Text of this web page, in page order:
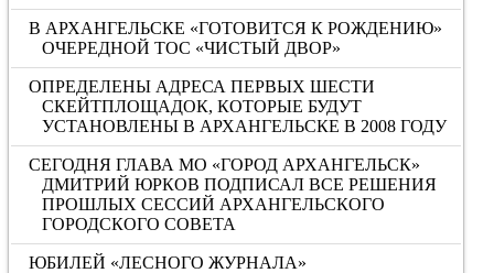
В АРХАНГЕЛЬСКЕ «ГОТОВИТСЯ К РОЖДЕНИЮ»
ОЧЕРЕДНОЙ ТОС «ЧИСТЫЙ ДВОР»
ОПРЕДЕЛЕНЫ АДРЕСА ПЕРВЫХ ШЕСТИ
СКЕЙТПЛОЩАДОК, КОТОРЫЕ БУДУТ
УСТАНОВЛЕНЫ В АРХАНГЕЛЬСКЕ В 2008 ГОДУ
СЕГОДНЯ ГЛАВА МО «ГОРОД АРХАНГЕЛЬСК»
ДМИТРИЙ ЮРКОВ ПОДПИСАЛ ВСЕ РЕШЕНИЯ
ПРОШЛЫХ СЕССИЙ АРХАНГЕЛЬСКОГО
ГОРОДСКОГО СОВЕТА
ЮБИЛЕЙ «ЛЕСНОГО ЖУРНАЛА»